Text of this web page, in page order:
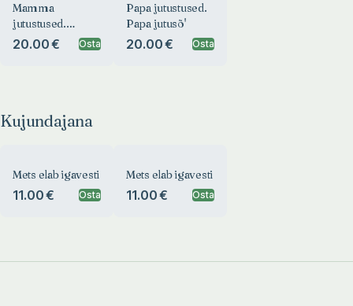
Mamma
jutustused.
Mamma jutusõ’
20.00 € Osta
Papa jutustused.
Papa jutusõ'
20.00 € Osta
Kujundajana
Mets elab igavesti
11.00 € Osta
Mets elab igavesti
11.00 € Osta